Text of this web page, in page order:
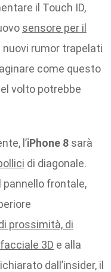
il Touch ID,
sensore per il
nuovi rumor trapelati
come questo
volto potrebbe
l’iPhone 8 sarà
di diagonale.
pannello frontale,
prossimità, di
3D e alla
dall’insider, il